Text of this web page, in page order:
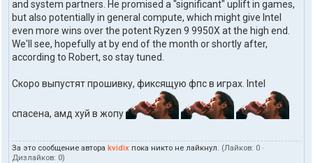
and system partners. He promised a "significant" uplift in games,
but also potentially in general compute, which might give Intel
even more wins over the potent Ryzen 9 9950X at the high end.
We'll see, hopefully at by end of the month or shortly after,
according to Robert, so stay tuned.
Скоро выпустят прошивку, фиксящую фпс в играх. Intel
спасена, амд хуй в жопу
За это сообщение автора kvidix пока никто не лайкнул. (Лайков: 0 ·
Дизлайков: 0)